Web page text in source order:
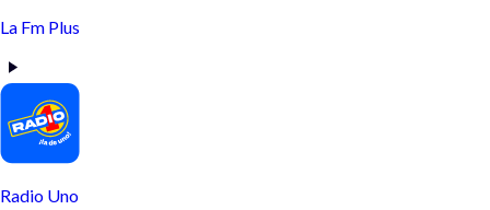
La Fm Plus
Radio Uno